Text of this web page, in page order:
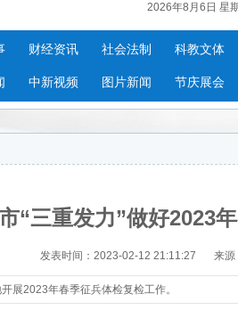
2026年8月6日 星
财经资讯 社会法制 科教文体
中新视频 图片新闻 节庆展会
“三重发力”做好2023
发表时间：2023-02-12 21:11:27 来源
展2023年春季征兵体检复检工作。